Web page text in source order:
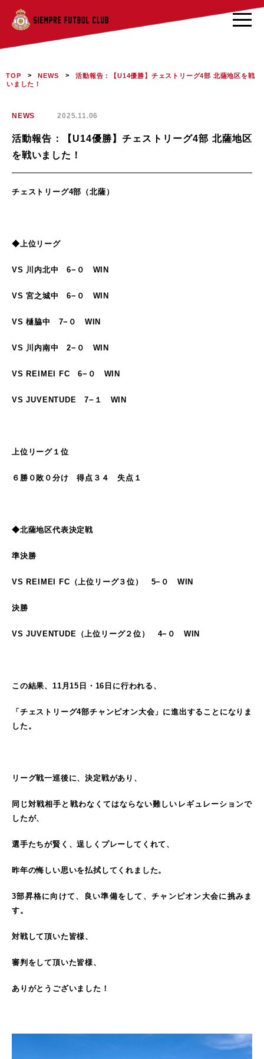
TOP > NEWS >
活動報告：【U14優勝】チェストリーグ4部 北薩地区を戦
いました！
NEWS 2025.11.06
活動報告：【U14優勝】チェストリーグ4部 北薩地区
を戦いました！
チェストリーグ4部（北薩）
◆上位リーグ
VS 川内北中 6−０ WIN
VS 宮之城中 6−０ WIN
VS 樋脇中 7−０ WIN
VS 川内南中 2−０ WIN
VS REIMEI FC 6−０ WIN
VS JUVENTUDE 7−１ WIN
上位リーグ１位
６勝０敗０分け 得点３４ 失点１
◆北薩地区代表決定戦
準決勝
VS REIMEI FC（上位リーグ３位） 5−０ WIN
決勝
VS JUVENTUDE（上位リーグ２位） 4−０ WIN
この結果、11月15日・16日に行われる、
「チェストリーグ4部チャンピオン大会」に進出することになりま
した。
リーグ戦一巡後に、決定戦があり、
同じ対戦相手と戦わなくてはならない難しいレギュレーションで
したが、
選手たちが賢く、逞しくプレーしてくれて、
昨年の悔しい思いを払拭してくれました。
3部昇格に向けて、良い準備をして、チャンピオン大会に挑みま
す。
対戦して頂いた皆様、
審判をして頂いた皆様、
ありがとうございました！